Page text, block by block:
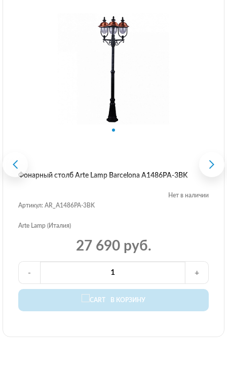
Фонарный столб Arte Lamp Barcelona A1486PA-3BK
Нет в наличии
Артикул: AR_A1486PA-3BK
Arte Lamp (Италия)
27 690 руб.
В КОРЗИНУ
- +